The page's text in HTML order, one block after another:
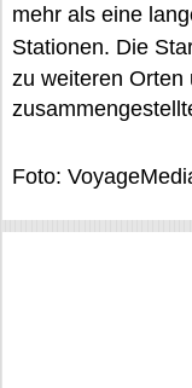
mehr als eine
Stationen. Die
zu weiteren Orten
Foto: